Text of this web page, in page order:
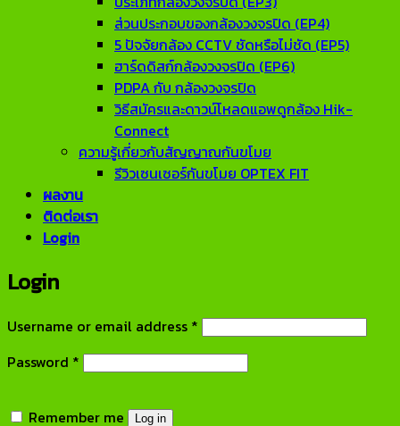
ส่วนประกอบของกล้องวงจรปิด (EP4)
5 ปัจจัยกล้อง CCTV ชัดหรือไม่ชัด (EP5)
ฮาร์ดดิสก์กล้องวงจรปิด (EP6)
PDPA กับ กล้องวงจรปิด
วิธีสมัครและดาวน์โหลดแอพดูกล้อง Hik-
Connect
ความรู้เกี่ยวกับสัญญาณกันขโมย
รีวิวเซนเซอร์กันขโมย OPTEX FIT
ผลงาน
ติดต่อเรา
Login
Login
Username or email address * Required
Password * Required
Remember me Log in